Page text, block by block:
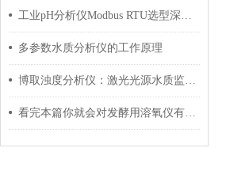
工业pH分析仪Modbus RTU选型深度对比：国产vs进口，通讯参数才是核心差异
多参数水质分析仪的工作原理
博取浊度分析仪：激光光源水质监测新革命
看完本篇你就会对发酵用溶氧仪有更多了解